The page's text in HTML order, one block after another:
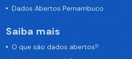
Dados Abertos Pernambuco
Saiba mais
O que são dados abertos?